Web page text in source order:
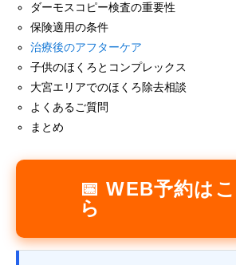
ダーモスコピー検査の重要性
保険適用の条件
治療後のアフターケア
子供のほくろとコンプレックス
大宮エリアでのほくろ除去相談
よくあるご質問
まとめ
📅 WEB予約は
ら